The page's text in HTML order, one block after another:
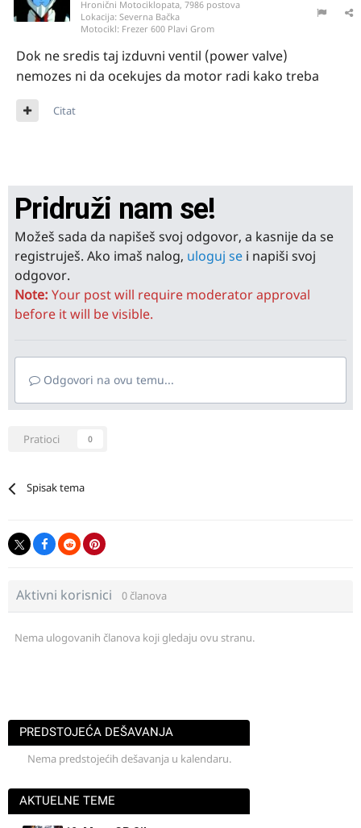
Hronični Motociklopata, 7986 postova
Lokacija: Severna Bačka
Motocikl: Frezer 600 Plavi Grom
Dok ne sredis taj izduvni ventil (power valve)
nemozes ni da ocekujes da motor radi kako treba
Citat
Pridruži nam se!
Možeš sada da napišeš svoj odgovor, a kasnije da se
registruješ. Ako imaš nalog, uloguj se i napiši svoj
odgovor.
Note: Your post will require moderator approval
before it will be visible.
Odgovori na ovu temu...
Pratioci 0
Spisak tema
Aktivni korisnici 0 članova
Nema ulogovanih članova koji gledaju ovu stranu.
PREDSTOJEĆA DEŠAVANJA
Nema predstojećih dešavanja u kalendaru.
AKTUELNE TEME